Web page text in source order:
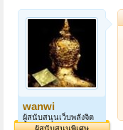
wanwi
ผู้สนับสนุนเว็บพลังจิต